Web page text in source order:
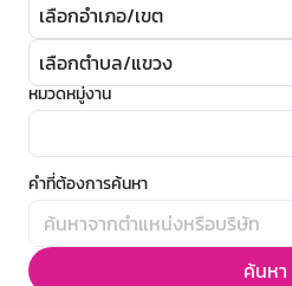
เลือกอำเภอ/เขต
เลือกตำบล/แขวง
หมวดหมู่งาน
คำที่ต้องการค้นหา
ค้นหา